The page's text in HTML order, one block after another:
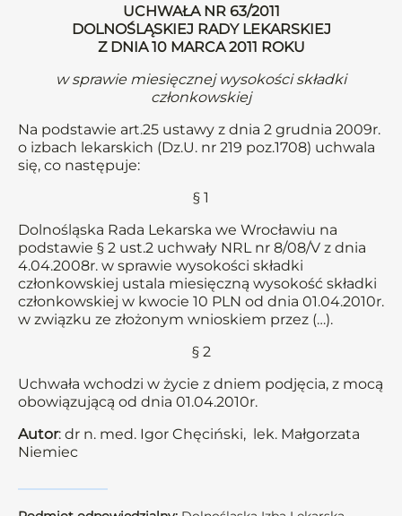
UCHWAŁA NR 63/2011
DOLNOŚLĄSKIEJ RADY LEKARSKIEJ
Z DNIA 10 MARCA 2011 ROKU
w sprawie miesięcznej wysokości składki
członkowskiej
Na podstawie art.25 ustawy z dnia 2 grudnia 2009r.
o izbach lekarskich (Dz.U. nr 219 poz.1708) uchwala
się, co następuje:
§ 1
Dolnośląska Rada Lekarska we Wrocławiu na
podstawie § 2 ust.2 uchwały NRL nr 8/08/V z dnia
4.04.2008r. w sprawie wysokości składki
członkowskiej ustala miesięczną wysokość składki
członkowskiej w kwocie 10 PLN od dnia 01.04.2010r.
w związku ze złożonym wnioskiem przez (…).
§ 2
Uchwała wchodzi w życie z dniem podjęcia, z mocą
obowiązującą od dnia 01.04.2010r.
Autor: dr n. med. Igor Chęciński, lek. Małgorzata
Niemiec